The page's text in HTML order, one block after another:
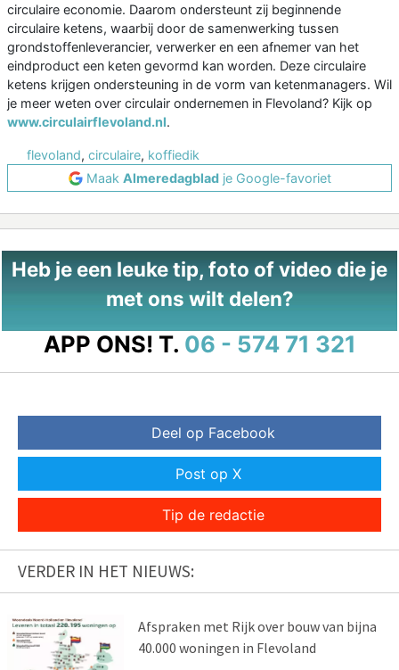
circulaire economie. Daarom ondersteunt zij beginnende
circulaire ketens, waarbij door de samenwerking tussen
grondstoffenleverancier, verwerker en een afnemer van het
eindproduct een keten gevormd kan worden. Deze circulaire
ketens krijgen ondersteuning in de vorm van ketenmanagers. Wil
je meer weten over circulair ondernemen in Flevoland? Kijk op
www.circulairflevoland.nl.
flevoland, circulaire, koffiedik
Maak Almeredagbladje Google-favoriet
Heb je een leuke tip, foto of video die je
met ons wilt delen?
APP ONS! T. 06 - 574 71 321
Deel op Facebook
Post op X
Tip de redactie
VERDER IN HET NIEUWS:
Afspraken met Rijk over bouw van bijna
40.000 woningen in Flevoland